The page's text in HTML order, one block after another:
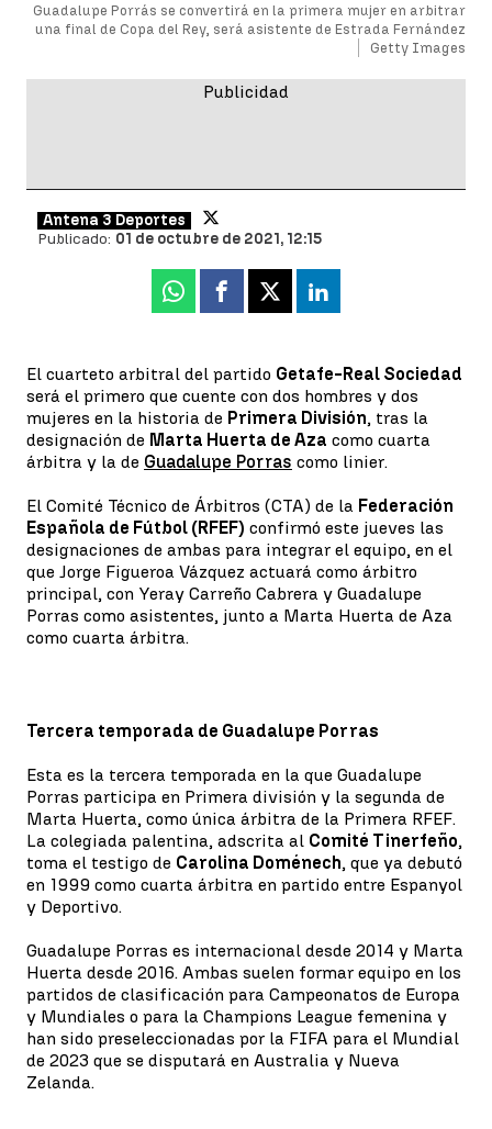
Guadalupe Porrás se convertirá en la primera mujer en arbitrar
una final de Copa del Rey, será asistente de Estrada Fernández
Getty Images
Antena 3 Deportes
Publicado: 01 de octubre de 2021, 12:15
Whatsapp
Facebook
X Linkedin
El cuarteto arbitral del partido Getafe-Real Sociedad
será el primero que cuente con dos hombres y dos
mujeres en la historia de Primera División, tras la
designación de Marta Huerta de Aza como cuarta
árbitra y la de Guadalupe Porras como linier.
El Comité Técnico de Árbitros (CTA) de la Federación
Española de Fútbol (RFEF) confirmó este jueves las
designaciones de ambas para integrar el equipo, en el
que Jorge Figueroa Vázquez actuará como árbitro
principal, con Yeray Carreño Cabrera y Guadalupe
Porras como asistentes, junto a Marta Huerta de Aza
como cuarta árbitra.
Tercera temporada de Guadalupe Porras
Esta es la tercera temporada en la que Guadalupe
Porras participa en Primera división y la segunda de
Marta Huerta, como única árbitra de la Primera RFEF.
La colegiada palentina, adscrita al Comité Tinerfeño,
toma el testigo de Carolina Doménech, que ya debutó
en 1999 como cuarta árbitra en partido entre Espanyol
y Deportivo.
Guadalupe Porras es internacional desde 2014 y Marta
Huerta desde 2016. Ambas suelen formar equipo en los
partidos de clasificación para Campeonatos de Europa
y Mundiales o para la Champions League femenina y
han sido preseleccionadas por la FIFA para el Mundial
de 2023 que se disputará en Australia y Nueva
Zelanda.